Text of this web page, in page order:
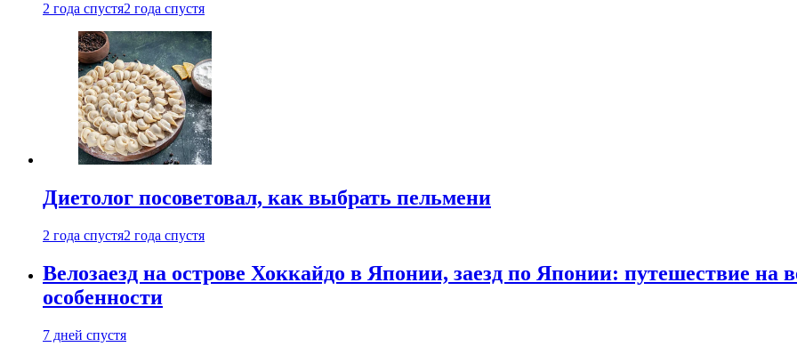
2 года спустя2 года спустя
Диетолог посоветовал, как выбрать пельмени
2 года спустя2 года спустя
Велозаезд на острове Хоккайдо в Японии, заезд по Японии: путешествие на
особенности
7 дней спустя